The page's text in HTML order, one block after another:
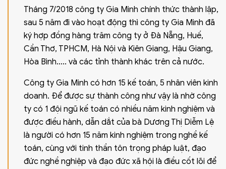
Tháng 7/2018 công ty Gia Minh chính thức thành lập,
sau 5 năm đi vào hoạt động thì công ty Gia Minh đã
ký hợp đồng hàng trăm công ty ở Đà Nẵng, Huế,
Cần Thơ, TPHCM, Hà Nội và Kiên Giang, Hậu Giang,
Hòa Bình….. và các tỉnh thành khác trên cả nước.
Công ty Gia Minh có hơn 15 kế toán, 5 nhân viên kinh
doanh. Để được sự thành công như vậy là nhờ công
ty có 1 đội ngũ kế toán có nhiều năm kinh nghiệm và
được điều hành, dẫn dắt của bà Dương Thị Diễm Lệ
là người có hơn 15 năm kinh nghiệm trong nghề kế
toán, cùng với tinh thần tôn trọng pháp luật, đạo
đức nghề nghiệp và đạo đức xã hội là điều cốt lõi để